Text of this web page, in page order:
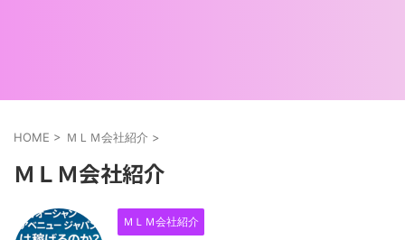
HOME > ＭＬＭ会社紹介 >
ＭＬＭ会社紹介
ＭＬＭ会社紹介